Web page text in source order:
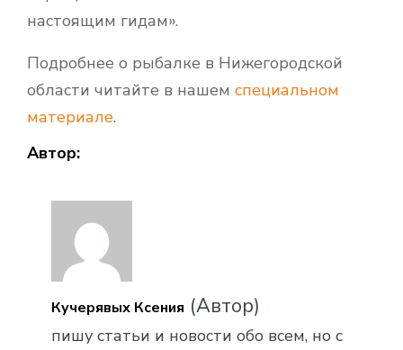
настоящим гидам».
Подробнее о рыбалке в Нижегородской
области читайте в нашем специальном
материале.
Автор:
Кучерявых Ксения (Автор)
пишу статьи и новости обо всем, но с